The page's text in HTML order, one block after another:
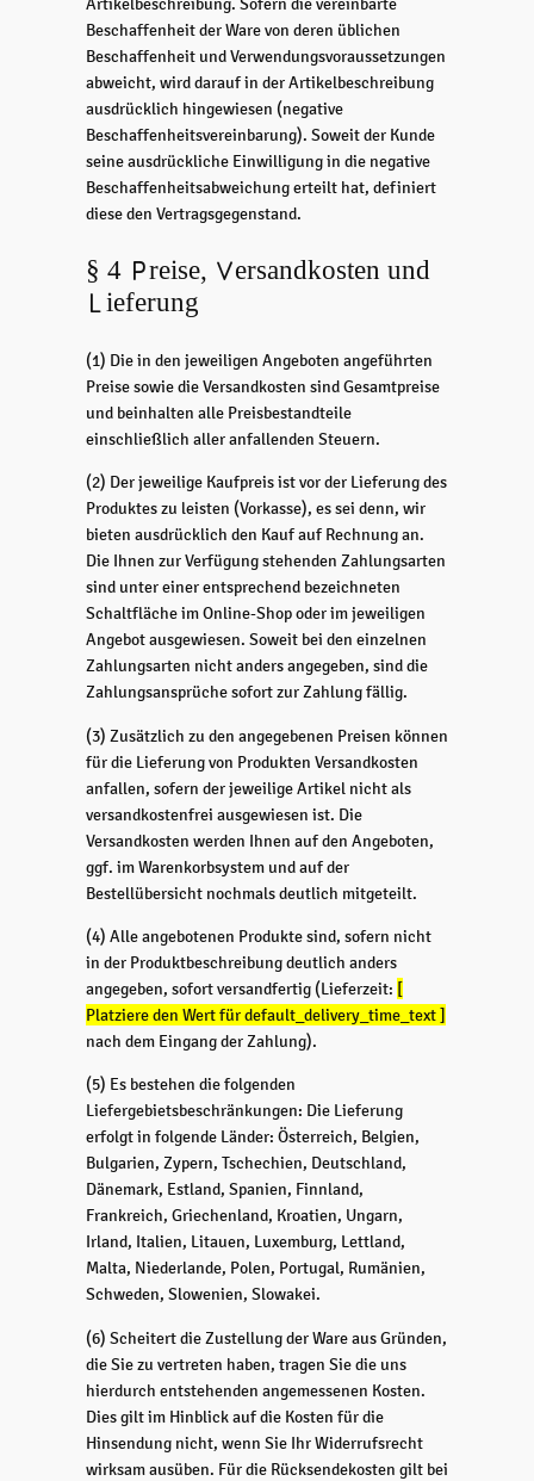
Beschaffenheit der Ware von deren üblichen
Beschaffenheit und Verwendungsvoraussetzungen
abweicht, wird darauf in der Artikelbeschreibung
ausdrücklich hingewiesen (negative
Beschaffenheitsvereinbarung). Soweit der Kunde
seine ausdrückliche Einwilligung in die negative
Beschaffenheitsabweichung erteilt hat, definiert
diese den Vertragsgegenstand.
§ 4 Preise, Versandkosten und
Lieferung
(1) Die in den jeweiligen Angeboten angeführten
Preise sowie die Versandkosten sind Gesamtpreise
und beinhalten alle Preisbestandteile
einschließlich aller anfallenden Steuern.
(2) Der jeweilige Kaufpreis ist vor der Lieferung des
Produktes zu leisten (Vorkasse), es sei denn, wir
bieten ausdrücklich den Kauf auf Rechnung an.
Die Ihnen zur Verfügung stehenden Zahlungsarten
sind unter einer entsprechend bezeichneten
Schaltfläche im Online-Shop oder im jeweiligen
Angebot ausgewiesen. Soweit bei den einzelnen
Zahlungsarten nicht anders angegeben, sind die
Zahlungsansprüche sofort zur Zahlung fällig.
(3) Zusätzlich zu den angegebenen Preisen können
für die Lieferung von Produkten Versandkosten
anfallen, sofern der jeweilige Artikel nicht als
versandkostenfrei ausgewiesen ist. Die
Versandkosten werden Ihnen auf den Angeboten,
ggf. im Warenkorbsystem und auf der
Bestellübersicht nochmals deutlich mitgeteilt.
(4) Alle angebotenen Produkte sind, sofern nicht
in der Produktbeschreibung deutlich anders
angegeben, sofort versandfertig (Lieferzeit: [
Platziere den Wert für default_delivery_time_text ]
nach dem Eingang der Zahlung).
(5) Es bestehen die folgenden
Liefergebietsbeschränkungen: Die Lieferung
erfolgt in folgende Länder: Österreich, Belgien,
Bulgarien, Zypern, Tschechien, Deutschland,
Dänemark, Estland, Spanien, Finnland,
Frankreich, Griechenland, Kroatien, Ungarn,
Irland, Italien, Litauen, Luxemburg, Lettland,
Malta, Niederlande, Polen, Portugal, Rumänien,
Schweden, Slowenien, Slowakei.
(6) Scheitert die Zustellung der Ware aus Gründen,
die Sie zu vertreten haben, tragen Sie die uns
hierdurch entstehenden angemessenen Kosten.
Dies gilt im Hinblick auf die Kosten für die
Hinsendung nicht, wenn Sie Ihr Widerrufsrecht
wirksam ausüben. Für die Rücksendekosten gilt bei